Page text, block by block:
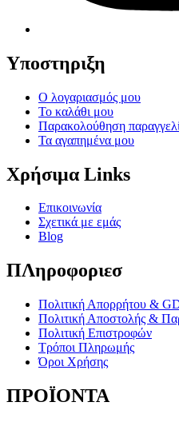
Υποστηριξη
Ο λογαριασμός μου
Το καλάθι μου
Παρακολούθηση
Τα αγαπημένα μου
Χρήσιμα Links
Επικοινωνία
Σχετικά με εμάς
Blog
ΠΛηροφοριεσ
Πολιτική Απορρήτου &
Πολιτική Αποστολής &
Πολιτική Επιστροφών
Τρόποι Πληρωμής
Όροι Χρήσης
ΠΡΟΪΟΝΤΑ